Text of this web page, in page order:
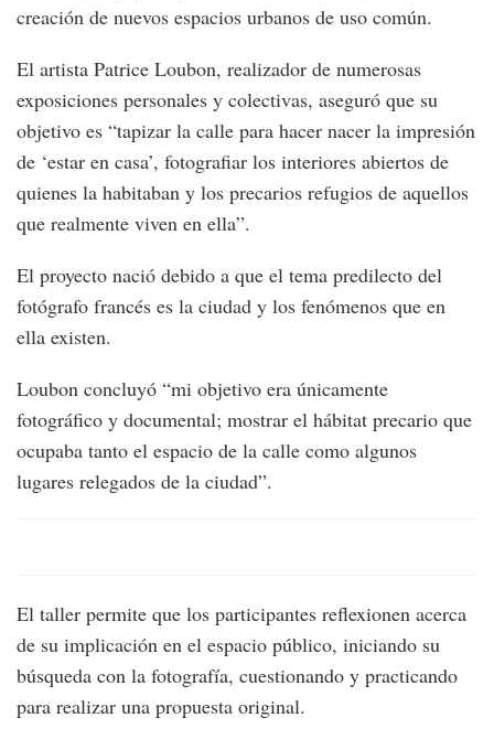
creación de nuevos espacios urbanos de uso común.
El artista Patrice Loubon, realizador de numerosas
exposiciones personales y colectivas, aseguró que su
objetivo es “tapizar la calle para hacer nacer la impresión
de ‘estar en casa’, fotografiar los interiores abiertos de
quienes la habitaban y los precarios refugios de aquellos
que realmente viven en ella”.
El proyecto nació debido a que el tema predilecto del
fotógrafo francés es la ciudad y los fenómenos que en
ella existen.
Loubon concluyó “mi objetivo era únicamente
fotográfico y documental; mostrar el hábitat precario que
ocupaba tanto el espacio de la calle como algunos
lugares relegados de la ciudad”.
El taller permite que los participantes reflexionen acerca
de su implicación en el espacio público, iniciando su
búsqueda con la fotografía, cuestionando y practicando
para realizar una propuesta original.